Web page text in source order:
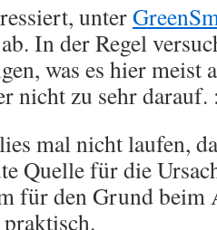
unter
In der Regel
was es hier meist
nicht zu sehr
mal nicht laufen,
Quelle für die
für den Grund beim